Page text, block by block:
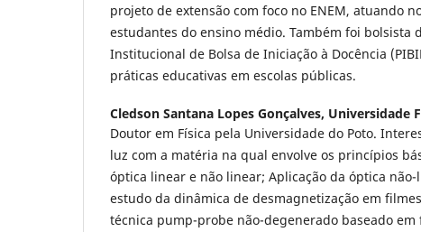
projeto de extensão com foco no ENEM, atuando
estudantes do ensino médio. Também foi bolsista
Institucional de Bolsa de Iniciação à Docência
práticas educativas em escolas públicas.
Cledson Santana Lopes Gonçalves, Universidade
Doutor em Física pela Universidade do Poto.
luz com a matéria na qual envolve os princípios
óptica linear e não linear; Aplicação da óptica
estudo da dinâmica de desmagnetização em
técnica pump-probe não-degenerado baseado em